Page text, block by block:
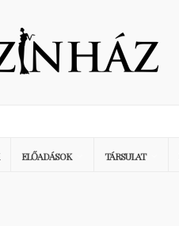
ELŐADÁSOK TÁRSULAT